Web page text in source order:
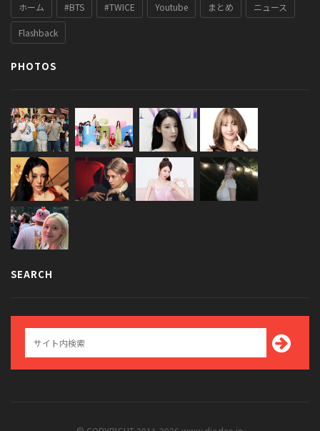
ホーム #BTS #TWICE Youtube まとめ ニュース
Flashback
PHOTOS
SEARCH